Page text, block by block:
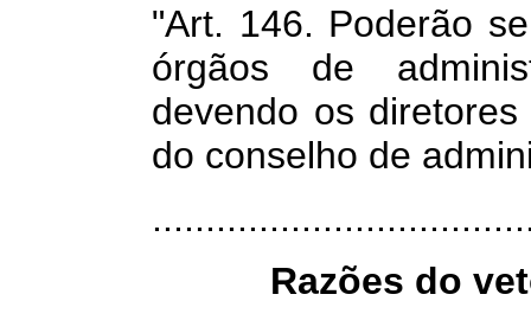
"Art. 146. Poderão
órgãos de
devendo os
do conselho de
Razões do